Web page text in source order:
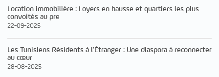
Location immobilière : Loyers en hausse et quartiers les plus
convoités au pre
22-09-2025
Les Tunisiens Résidents à l’Étranger : Une diaspora à reconnecter
au cœur
28-08-2025